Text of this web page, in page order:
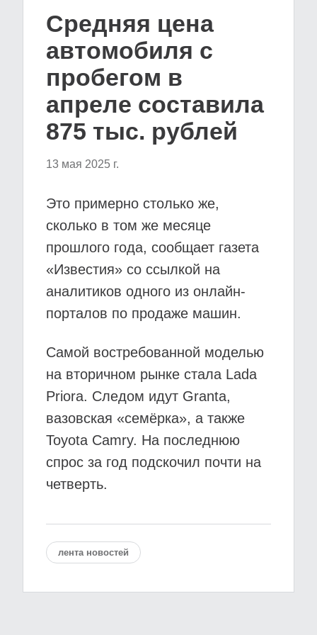
Средняя цена
автомобиля с
пробегом в
апреле составила
875 тыс. рублей
13 мая 2025 г.
Это примерно столько же,
сколько в том же месяце
прошлого года, сообщает газета
«Известия» со ссылкой на
аналитиков одного из онлайн-
порталов по продаже машин.
Самой востребованной моделью
на вторичном рынке стала Lada
Priora. Следом идут Granta,
вазовская «семёрка», а также
Toyota Camry. На последнюю
спрос за год подскочил почти на
четверть.
лента новостей